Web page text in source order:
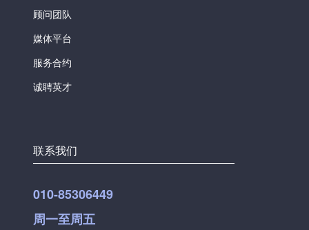
顾问团队
媒体平台
服务合约
诚聘英才
联系我们
010-85306449
周一至周五